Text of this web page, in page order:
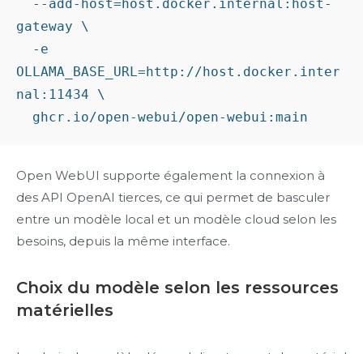
gateway \
OLLAMA_BASE_URL=http://host.docker.inter
nal:11434 \
Open WebUI supporte également la connexion à
des API OpenAI tierces, ce qui permet de basculer
entre un modèle local et un modèle cloud selon les
besoins, depuis la même interface.
Choix du modèle selon les ressources
matérielles